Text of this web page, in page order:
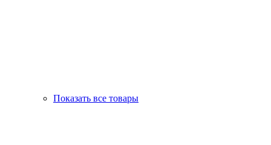
Показать все товары